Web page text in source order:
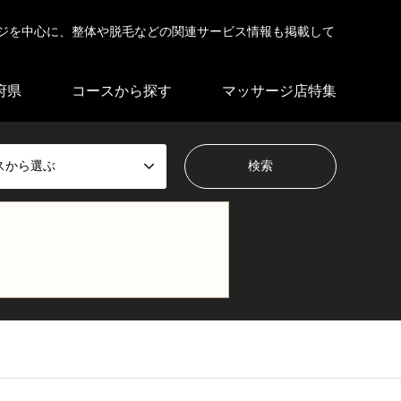
中心に、整体や脱毛などの関連サービス情報も掲載して
県 コースから探す マッサージ店特集
から選ぶ